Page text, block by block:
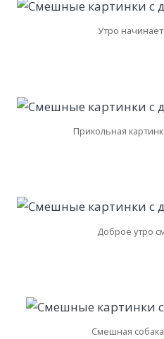
Утро
Прикольная
Доброе утро
Смешная